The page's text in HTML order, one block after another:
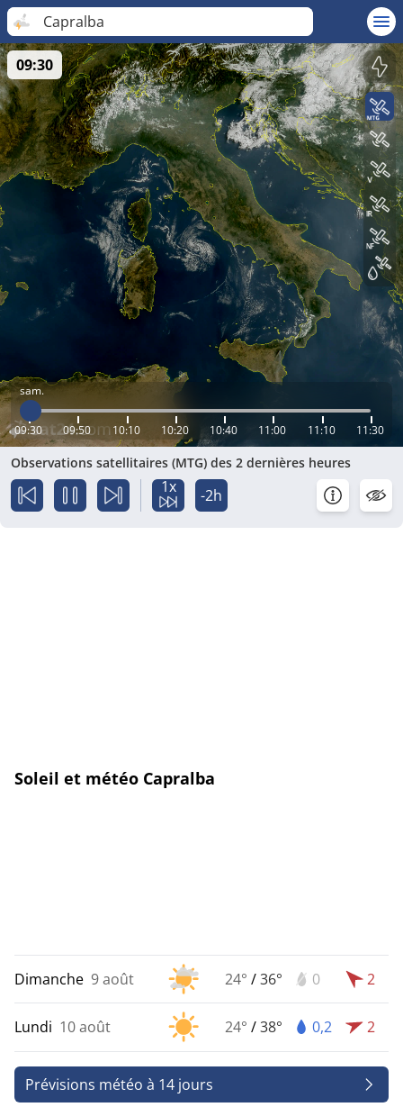
Capralba
sam.
09:30 09:50 10:10 10:20 10:40 11:00 11:10 11:30
09:30
Observations satellitaires (MTG) des 2 dernières heures
1x -2h
Soleil et météo Capralba
Dimanche 9 août 24° /36° 0 2
Lundi 10 août 24° /38° 0,2 2
Prévisions météo à 14 jours